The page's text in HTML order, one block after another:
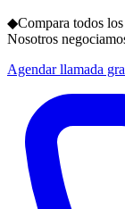
◆Compara todos
Nosotros
Agendar llamada